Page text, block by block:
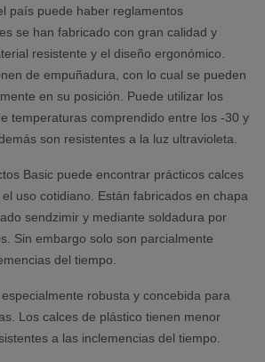
país puede haber reglamentos
se han fabricado con gran calidad y
resistente y el diseño ergonómico.
de empuñadura, con lo cual se pueden
en su posición. Puede utilizar los
temperaturas comprendido entre los -30 y
son resistentes a la luz ultravioleta.
Basic puede encontrar prácticos calces
uso cotidiano. Están fabricados en chapa
sendzimir y mediante soldadura por
Sin embargo solo son parcialmente
del tiempo.
robusta y concebida para
Los calces de plástico tienen menor
a las inclemencias del tiempo.